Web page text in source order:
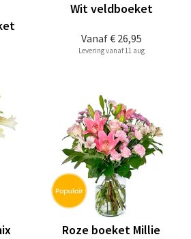
Vanaf€ 26,95
Wit veldboeket
Levering vanaf 11 aug
Roze boeket Millie